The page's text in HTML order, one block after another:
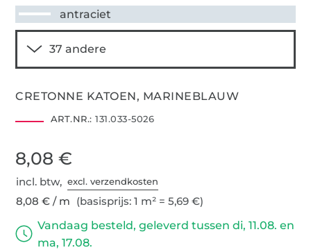
antraciet
CRETONNE KATOEN, MARINEBLAUW
ART.NR.: 131.033-5026
8,08 €
incl. btw,excl. verzendkosten
8,08 € / m (basisprijs: 1 m² = 5,69 €)
Vandaag besteld, geleverd tussen di, 11.08. en
ma, 17.08.